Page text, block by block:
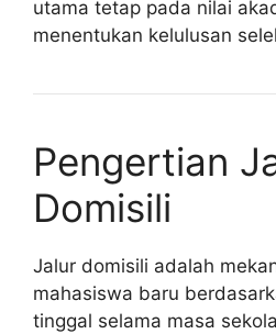
utama tetap pada nilai
menentukan kelulusan
Pengertian
Domisili
Jalur domisili adalah
mahasiswa baru
tinggal selama masa